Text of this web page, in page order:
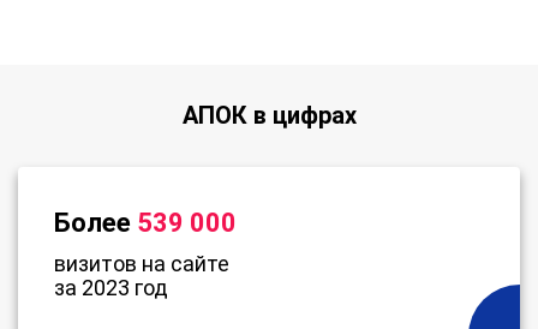
АПОК в цифрах
Более 539 000
визитов на сайте
за 2023 год